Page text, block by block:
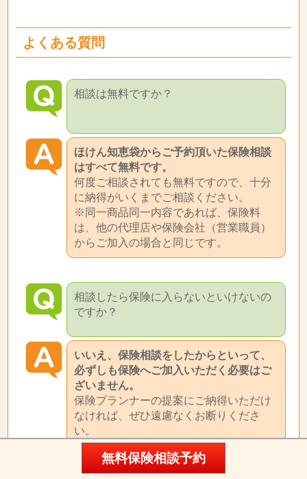
よくある質問
相談は無料ですか？
ほけん知恵袋からご予約頂いた保険相談
はすべて無料です。
何度ご相談されても無料ですので、十分
に納得がいくまでご相談ください。
※同一商品同一内容であれば、保険料
は、他の代理店や保険会社（営業職員）
からご加入の場合と同じです。
相談したら保険に入らないといけないの
ですか？
いいえ、保険相談をしたからといって、
必ずしも保険へご加入いただく必要はご
ざいません。
保険プランナーの提案にご納得いただけ
なければ、ぜひ遠慮なくお断りくださ
い。
保険へ加入する・加入しないに関わりな
く、「私の保険は今のままで大丈夫か
な？」「少し保険に興味があるから話だ
無料保険相談予約